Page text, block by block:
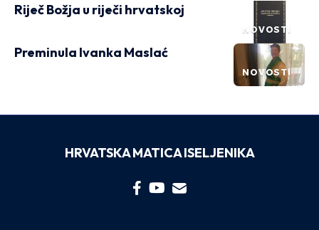
NOVOSTI
Riječ Božja u riječi hrvatskoj
NOVOSTI
Preminula Ivanka Maslać
HRVATSKA MATICA ISELJENIKA